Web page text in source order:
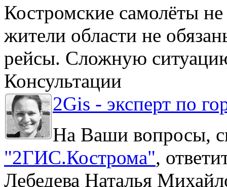
Костромские самолёты
жители области не
рейсы. Сложную
Консультации
2Gis - эксперт по
На Ваши вопросы,
"2ГИС.Кострома",
Лебедева Наталья